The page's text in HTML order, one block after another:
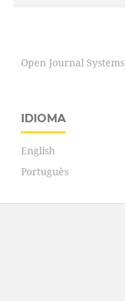
Open Journal Systems
IDIOMA
English
Português